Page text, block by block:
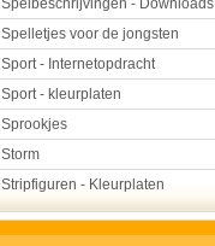
Spelbeschrijvingen - Downloads
Spelletjes voor de jongsten
Sport - Internetopdracht
Sport - kleurplaten
Sprookjes
Storm
Stripfiguren - Kleurplaten